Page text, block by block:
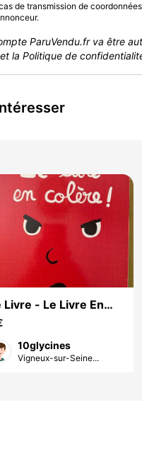
de transmission de
ParuVendu.fr va être
la Politique de
Livre - Le Livre En
! - Ramadier
10glycines
Vigneux-sur-Seine...